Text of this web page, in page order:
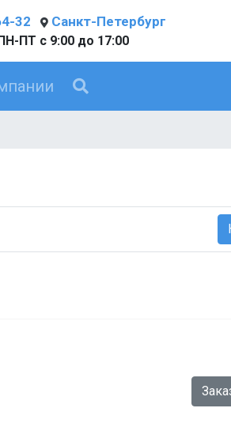
32 Санкт-Петербург
ПТ с 9:00 до 17:00